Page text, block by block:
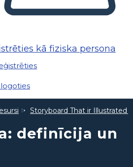
kā fiziska persona
Storyboard That ir Illustrated
definīcija un